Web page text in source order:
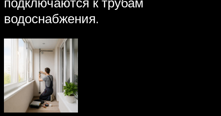
водоснабжения.